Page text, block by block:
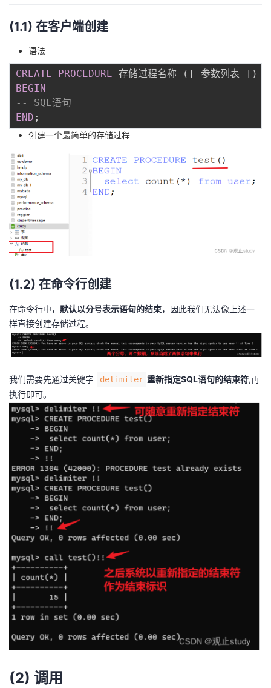
证
实
的
持
建
议
(1.1) 在客户端创建
语法
CREATE PROCEDURE 存储过程名称 ( [ 参数列表 ] )
BEGIN
-- SQL语句
END ;
创建一个最简单的存储过程
(1.2) 在命令行创建
在命令行中， 默认以分号表示语句的结束，因此我们无法像上述一
样直接创建存储过程。
我们需要先通过关键字 delimiter 重新指定SQL语句的结束符,再
执行即可。
(2) 调用